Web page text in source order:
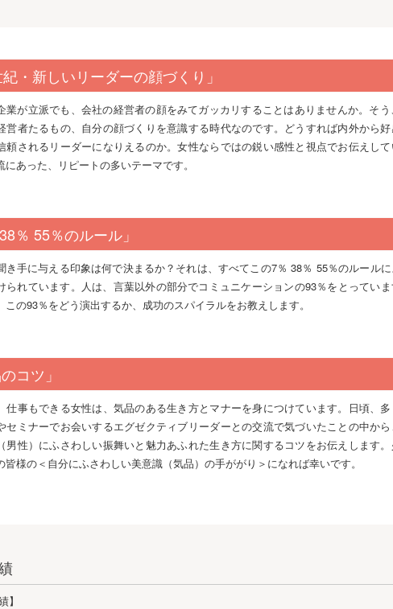
紀・新しいリーダーの顔づくり」
業が立派でも、会社の経営者の顔をみてガッカリすることはありませんか。そう
営者たるもの、自分の顔づくりを意識する時代なのです。どうすれば内外から好
頼されるリーダーになりえるのか。女性ならではの鋭い感性と視点でお伝えして
にあった、リピートの多いテーマです。
％ 55％のルール」
き手に与える印象は何で決まるか？それは、すべてこの7％ 38％ 55％のルールに
られています。人は、言葉以外の部分でコミュニケーションの93％をとっていま
この93％をどう演出するか、成功のスパイラルをお教えします。
コツ」
仕事もできる女性は、気品のある生き方とマナーを身につけています。日頃、
セミナーでお会いするエグゼクティブリーダーとの交流で気づいたことの中か
男性）にふさわしい振舞いと魅力あふれた生き方に関するコツをお伝えします。
皆様の＜自分にふさわしい美意識（気品）の手ががり＞になれば幸いです。
】